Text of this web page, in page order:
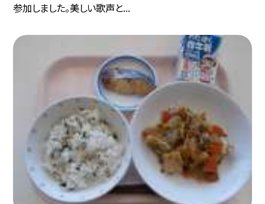
参加しました。美しい歌声と...